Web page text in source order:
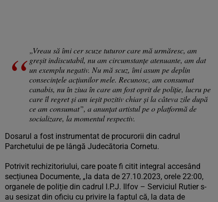
„Vreau să îmi cer scuze tuturor care mă urmăresc, am
greșit indiscutabil, nu am circumstanțe atenuante, am dat
un exemplu negativ. Nu mă scuz, îmi asum pe deplin
consecințele acțiunilor mele. Recunosc, am consumat
canabis, nu în ziua în care am fost oprit de poliție, lucru pe
care îl regret și am ieșit pozitiv chiar și la câteva zile după
ce am consumat”, a anunțat artistul pe o platformă de
socializare, la momentul respectiv.
Dosarul a fost instrumentat de procurorii din cadrul
Parchetului de pe lângă Judecătoria Cornetu.
Potrivit rechizitoriului, care poate fi citit integral accesând
secțiunea Documente, „la data de 27.10.2023, orele 22:00,
organele de poliție din cadrul I.P.J. Ilfov – Serviciul Rutier s-
au sesizat din oficiu cu privire la faptul că, la data de